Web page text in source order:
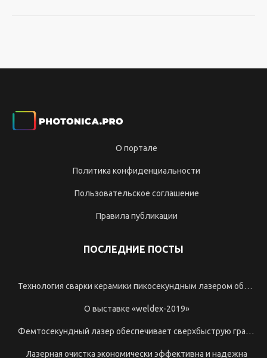
о портале
политика конфиденциальности
пользовательское соглашение
правила публикации
ПОСЛЕДНИЕ ПОСТЫ
технология сварки керамики пикосекундным лазером обходится без печей.
о выставке «weldex-2019»
фемтосекундный лазер обеспечивает сверхбыструю гравировку стекла
лазерная очистка экономически эффективна и надежна